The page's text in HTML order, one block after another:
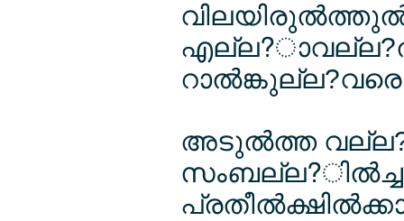
അടുല്‍ത്ത
സംബല്ല?ില്‍ച്ച